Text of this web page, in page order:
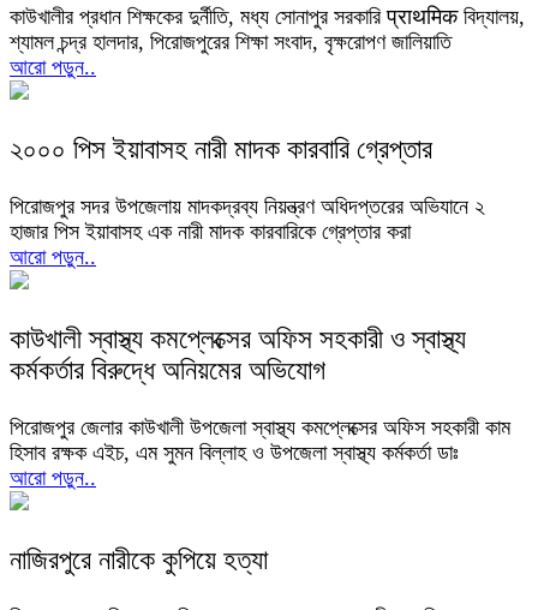
কাউখালীর প্রধান শিক্ষকের দুর্নীতি, মধ্য সোনাপুর সরকারি प्राथमिक বিদ্যালয়,
শ্যামল চন্দ্র হালদার, পিরোজপুরের শিক্ষা সংবাদ, বৃক্ষরোপণ জালিয়াতি
আরো পড়ুন..
২০০০ পিস ইয়াবাসহ নারী মাদক কারবারি গ্রেপ্তার
পিরোজপুর সদর উপজেলায় মাদকদ্রব্য নিয়ন্ত্রণ অধিদপ্তরের অভিযানে ২
হাজার পিস ইয়াবাসহ এক নারী মাদক কারবারিকে গ্রেপ্তার করা
আরো পড়ুন..
কাউখালী স্বাস্থ্য কমপ্লেক্সের অফিস সহকারী ও স্বাস্থ্য
কর্মকর্তার বিরুদ্ধে অনিয়মের অভিযোগ
পিরোজপুর জেলার কাউখালী উপজেলা স্বাস্থ্য কমপ্লেক্সের অফিস সহকারী কাম
হিসাব রক্ষক এইচ, এম সুমন বিল্লাহ ও উপজেলা স্বাস্থ্য কর্মকর্তা ডাঃ
আরো পড়ুন..
নাজিরপুরে নারীকে কুপিয়ে হত্যা